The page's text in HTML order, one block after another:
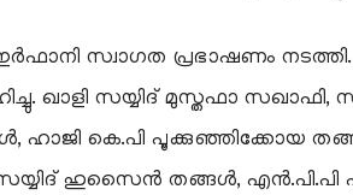
സ്വാഗത പ്രഭാഷണം
ഖാളി സയ്യിദ് മുസ്തഫാ സഖാഫി,
ഹാജി കെ.പി പൂക്കുഞ്ഞിക്കോയ
ഹുസൈൻ തങ്ങൾ, എൻ.പി.പി